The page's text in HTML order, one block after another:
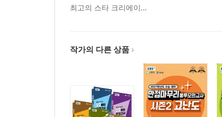
최고의 스타 크리에이...
작가의 다른 상품